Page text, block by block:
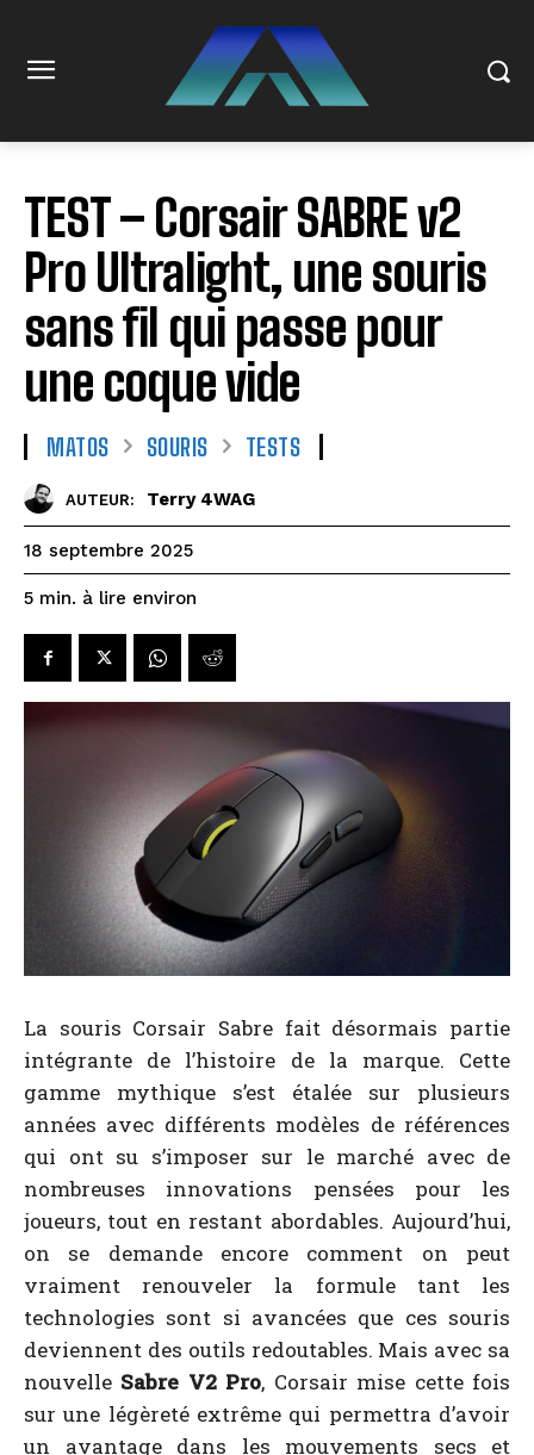
TEST – Corsair SABRE v2
Pro Ultralight, une souris
sans fil qui passe pour
une coque vide
MATOS SOURIS TESTS
AUTEUR: Terry 4WAG
18 septembre 2025
5 min. à lire environ
La souris Corsair Sabre fait désormais partie
intégrante de l’histoire de la marque. Cette
gamme mythique s’est étalée sur plusieurs
années avec différents modèles de références
qui ont su s’imposer sur le marché avec de
nombreuses innovations pensées pour les
joueurs, tout en restant abordables. Aujourd’hui,
on se demande encore comment on peut
vraiment renouveler la formule tant les
technologies sont si avancées que ces souris
deviennent des outils redoutables. Mais avec sa
nouvelle Sabre V2 Pro, Corsair mise cette fois
sur une légèreté extrême qui permettra d’avoir
un avantage dans les mouvements secs et